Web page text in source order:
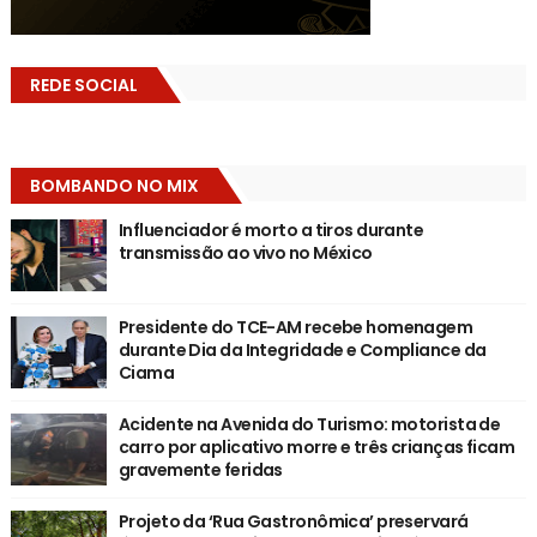
REDE SOCIAL
BOMBANDO NO MIX
Influenciador é morto a tiros durante
transmissão ao vivo no México
Presidente do TCE-AM recebe homenagem
durante Dia da Integridade e Compliance da
Ciama
Acidente na Avenida do Turismo: motorista de
carro por aplicativo morre e três crianças ficam
gravemente feridas
Projeto da ‘Rua Gastronômica’ preservará